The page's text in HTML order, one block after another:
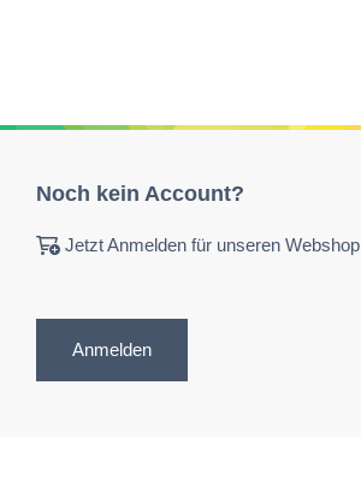
Noch kein Account?
Jetzt Anmelden für unseren Webshop
Anmelden